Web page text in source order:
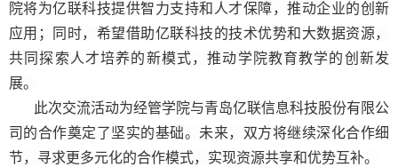
院将为亿联科技提供智力支持和人才保障，推动企业的创新
应用；同时，希望借助亿联科技的技术优势和大数据资源，
共同探索人才培养的新模式，推动学院教育教学的创新发
展。
此次交流活动为经管学院与青岛亿联信息科技股份有限公
司的合作奠定了坚实的基础。 未来，双方将继续深化合作细
节，寻求更多元化的合作模式， 实现资源共享和优势互补。